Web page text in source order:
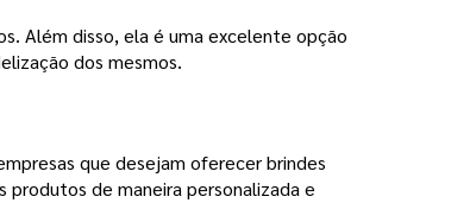
Além disso, ela é uma excelente opção
dos mesmos.
que desejam oferecer brindes
de maneira personalizada e